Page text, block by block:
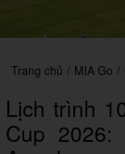
Trang chủ / MIA Go /
Lịch trình
Cup 2026: